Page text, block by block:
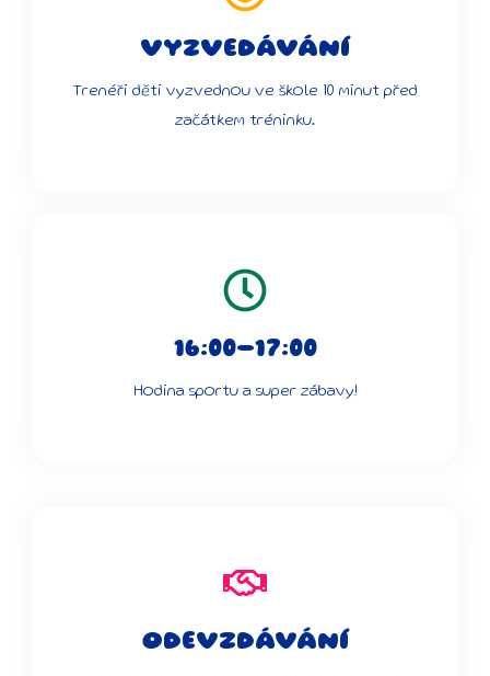
VYZVEDÁVÁNÍ
Trenéři děti vyzvednou ve škole 10 minut před
začátkem tréninku.
16:00-17:00
Hodina sportu a super zábavy!
ODEVZDÁVÁNÍ